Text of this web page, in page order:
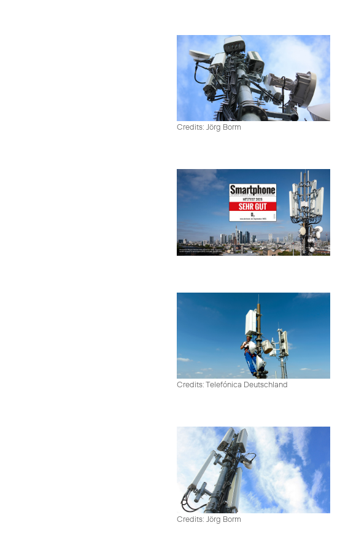
Credits: Jörg Borm
Credits: Telefónica Deutschland
Credits: Jörg Borm